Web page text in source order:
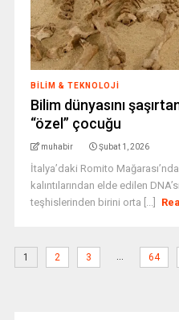
BILIM & TEKNOLOJI
Bilim dünyasını
“özel” çocuğu
muhabir Şubat 1, 2026
İtalya’daki Romito
kalıntılarından elde edilen
teşhislerinden birini orta [...]
1 2 3 … 64